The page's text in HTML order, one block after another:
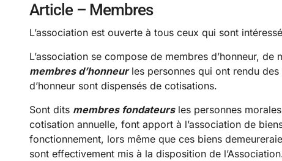
Article – Membres
L’association est ouverte à tous ceux qui sont
L’association se compose de membres d’honneur,
membres d’honneurles personnes qui ont rendu des
d’honneur sont dispensés de cotisations.
Sont dits membres fondateursles personnes
cotisation annuelle, font apport à l’association de
fonctionnement, lors même que ces biens
sont effectivement mis à la disposition de